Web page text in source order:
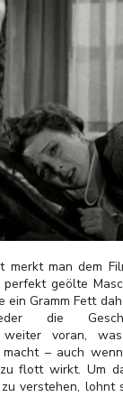
merkt man dem
geölte
ein Gramm Fett
die
weiter voran,
– auch
flott wirkt. Um
verstehen, lohnt